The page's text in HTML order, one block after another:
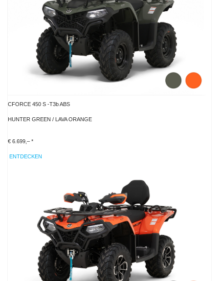
CFORCE 450 S -T3b ABS
HUNTER GREEN / LAVA ORANGE
€ 6.699,– *
ENTDECKEN